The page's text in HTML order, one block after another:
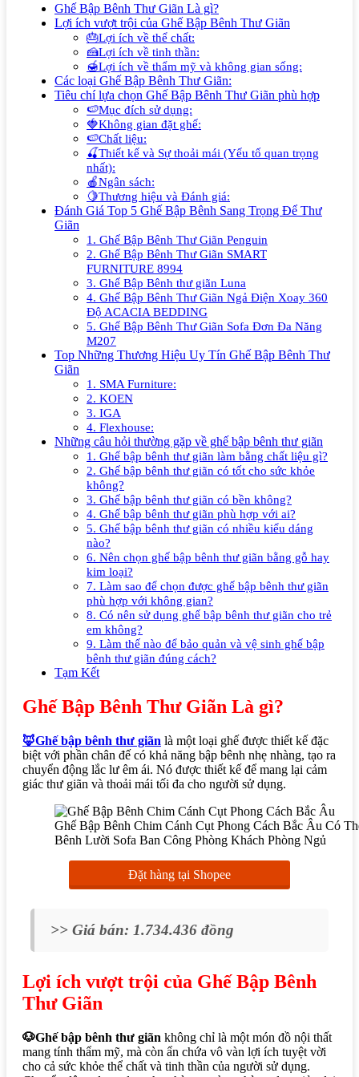
Ghế Bập Bênh Thư Giãn Là gì?
Lợi ích vượt trội của Ghế Bập Bênh Thư Giãn
🎂Lợi ích về thể chất:
🍰Lợi ích về tinh thần:
🍯Lợi ích về thẩm mỹ và không gian sống:
Các loại Ghế Bập Bênh Thư Giãn:
Tiêu chí lựa chọn Ghế Bập Bênh Thư Giãn phù hợp
🍉Mục đích sử dụng:
🍓Không gian đặt ghế:
🍉Chất liệu:
🍒Thiết kế và Sự thoải mái (Yếu tố quan trọng
nhất):
🍎Ngân sách:
🍋Thương hiệu và Đánh giá:
Đánh Giá Top 5 Ghế Bập Bênh Sang Trọng Để Thư
Giãn
1. Ghế Bập Bênh Thư Giãn Penguin
2. Ghế Bập Bênh Thư Giãn SMART
FURNITURE 8994
3. Ghế Bập Bênh thư giãn Luna
4. Ghế Bập Bênh Thư Giãn Ngả Điện Xoay 360
Độ ACACIA BEDDING
5. Ghế Bập Bênh Thư Giãn Sofa Đơn Đa Năng
M207
Top Những Thương Hiệu Uy Tín Ghế Bập Bênh Thư
Giãn
1. SMA Furniture:
2. KOEN
3. IGA
4. Flexhouse:
Những câu hỏi thường gặp về ghế bập bênh thư giãn
1. Ghế bập bênh thư giãn làm bằng chất liệu gì?
2. Ghế bập bênh thư giãn có tốt cho sức khỏe
không?
3. Ghế bập bênh thư giãn có bền không?
4. Ghế bập bênh thư giãn phù hợp với ai?
5. Ghế bập bênh thư giãn có nhiều kiểu dáng
nào?
6. Nên chọn ghế bập bênh thư giãn bằng gỗ hay
kim loại?
7. Làm sao để chọn được ghế bập bênh thư giãn
phù hợp với không gian?
8. Có nên sử dụng ghế bập bênh thư giãn cho trẻ
em không?
9. Làm thế nào để bảo quản và vệ sinh ghế bập
bênh thư giãn đúng cách?
Tạm Kết
Ghế Bập Bênh Thư Giãn Là gì?
🦊Ghế bập bênh thư giãn là một loại ghế được thiết kế đặc
biệt với phần chân đế có khả năng bập bênh nhẹ nhàng, tạo ra
chuyển động lắc lư êm ái. Nó được thiết kế để mang lại cảm
giác thư giãn và thoải mái tối đa cho người sử dụng.
Ghế Bập Bênh Chim Cánh Cụt Phong Cách Bắc Âu Có
Bênh Lười Sofa Ban Công Phòng Khách Phòng Ngủ
Đặt hàng tại Shopee
>> Giá bán: 1.734.436 đồng
Lợi ích vượt trội của Ghế Bập Bênh
Thư Giãn
🐶Ghế bập bênh thư giãn không chỉ là một món đồ nội thất
mang tính thẩm mỹ, mà còn ẩn chứa vô vàn lợi ích tuyệt vời
cho cả sức khỏe thể chất và tinh thần của người sử dụng.